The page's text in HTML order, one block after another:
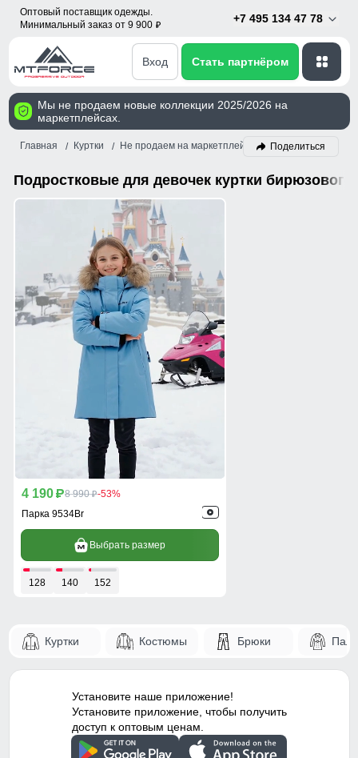
Оптовый поставщик одежды.
Минимальный заказ от 9 900 p
+7 495 134 47 78
Вход Стать партнёром
Мы не продаем новые коллекции 2025/2026 на
маркетплейсах.
Главная Куртки Не продаем на маркетплейсах! Девочка
Поделиться
Подростковые для девочек куртки бирюзового
4 190 p8 990 p-53%
Парка 9534Br
Выбрать размер
128 140 152
Куртки Костюмы Брюки
Установите наше приложение!
Установите приложение, чтобы получить
доступ к оптовым ценам.